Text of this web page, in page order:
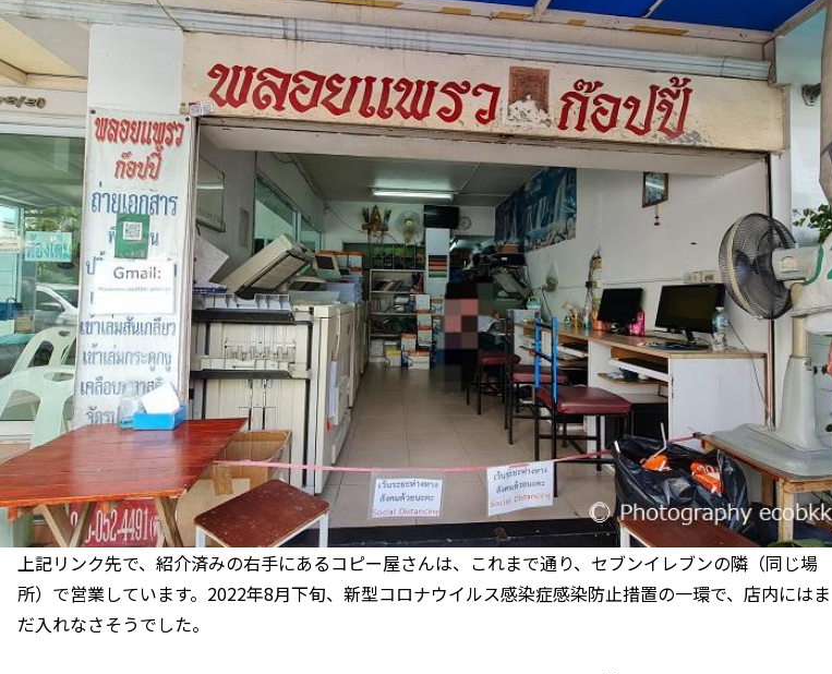
上記リンク先で、紹介済みの右手にあるコピー屋さんは、これまで通り、セブンイレブンの隣（同じ場
所）で営業しています。2022年8月下旬、新型コロナウイルス感染症感染防止措置の一環で、店内にはま
だ入れなさそうでした。